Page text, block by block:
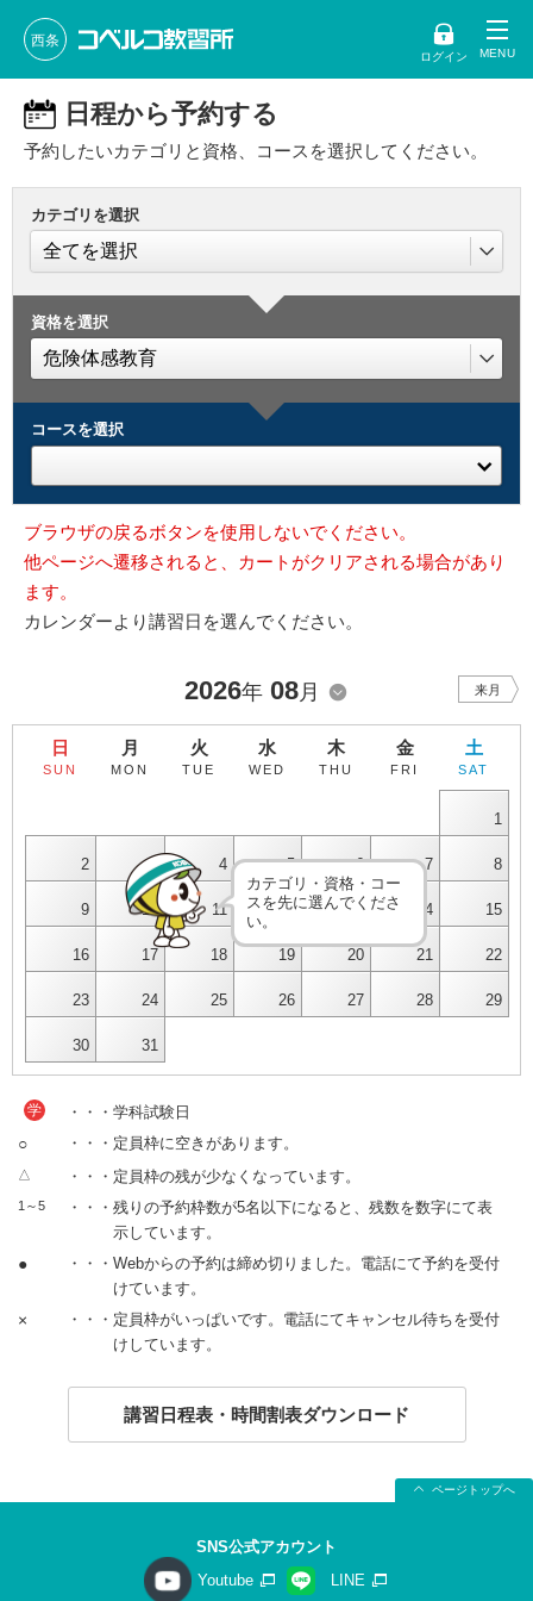
西条
ログイン
日程から予約する
予約したいカテゴリと資格、コースを選択してください。
カテゴリを選択
資格を選択
コースを選択
ブラウザの戻るボタンを使用しないでください。
他ページへ遷移されると、カートがクリアされる場合があり
ます。
カレンダーより講習日を選んでください。
2026年 08月 来月
日
SUN
月
MON
火
TUE
水
WED
木
THU
金
FRI
土
SAT
1
2 3 4 5 6 7 8
9 10 11 12 13 14 15
16 17 18 19 20 21 22
23 24 25 26 27 28 29
30 31
カテゴリ・資格・コー
スを先に選んでくださ
い。
学 ・・・学科試験日
○ ・・・定員枠に空きがあります。
△ ・・・定員枠の残が少なくなっています。
1～5
・・・残りの予約枠数が5名以下になると、残数を数字にて表
示しています。
●
・・・Webからの予約は締め切りました。電話にて予約を受付
けています。
×
・・・定員枠がいっぱいです。電話にてキャンセル待ちを受付
けしています。
講習日程表・時間割表ダウンロード
ページトップへ
SNS公式アカウント
Youtube
LINE